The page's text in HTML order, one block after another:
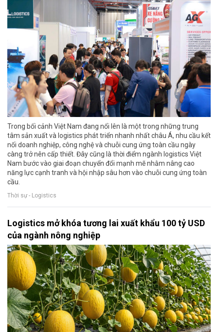
Trong bối cảnh Việt Nam đang nổi lên là một trong những trung
tâm sản xuất và logistics phát triển nhanh nhất châu Á, nhu cầu kết
nối doanh nghiệp, công nghệ và chuỗi cung ứng toàn cầu ngày
càng trở nên cấp thiết. Đây cũng là thời điểm ngành logistics Việt
Nam bước vào giai đoạn chuyển đổi mạnh mẽ nhằm nâng cao
năng lực cạnh tranh và hội nhập sâu hơn vào chuỗi cung ứng toàn
cầu.
Thời sự - Logistics
Logistics mở khóa tương lai xuất khẩu 100 tỷ USD
của ngành nông nghiệp